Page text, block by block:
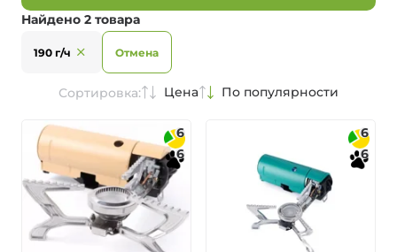
Найдено 2 товара
190 г/ч Отмена
Сортировка: Цена По популярности
6
6
6
6